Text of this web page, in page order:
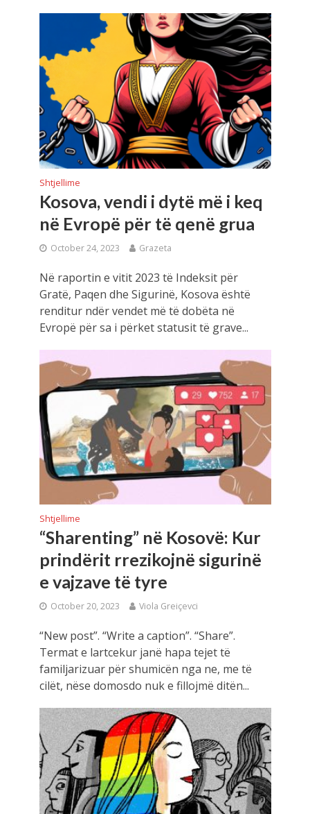
Shtjellime
Kosova, vendi i dytë më i keq
në Evropë për të qenë grua
October 24, 2023 Grazeta
Në raportin e vitit 2023 të Indeksit për
Gratë, Paqen dhe Sigurinë, Kosova është
renditur ndër vendet më të dobëta në
Evropë për sa i përket statusit të grave...
Shtjellime
“Sharenting” në Kosovë: Kur
prindërit rrezikojnë sigurinë
e vajzave të tyre
October 20, 2023 Viola Greiçevci
“New post”. “Write a caption”. “Share”.
Termat e lartcekur janë hapa tejet të
familjarizuar për shumicën nga ne, me të
cilët, nëse domosdo nuk e fillojmë ditën...